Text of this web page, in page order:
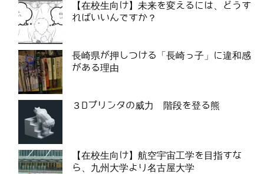
【在校生向け】未来を変えるには、どうす
ればいいんですか？
長崎県が押しつける「長崎っ子」に違和感
がある理由
３Dプリンタの威力 階段を登る熊
【在校生向け】航空宇宙工学を目指すな
ら、九州大学より名古屋大学